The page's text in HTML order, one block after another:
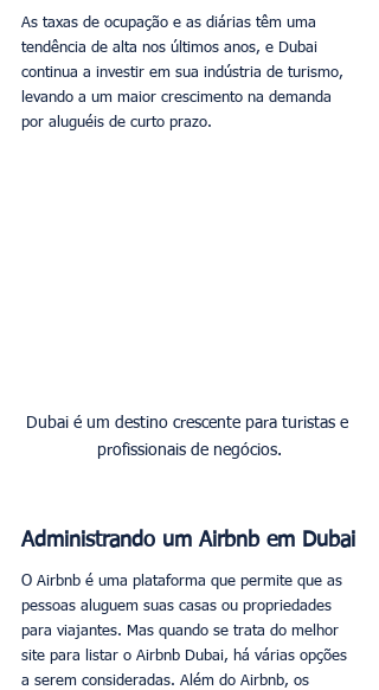
As taxas de ocupação e as diárias têm uma
tendência de alta nos últimos anos, e Dubai
continua a investir em sua indústria de turismo,
levando a um maior crescimento na demanda
por aluguéis de curto prazo.
Dubai é um destino crescente para turistas e
profissionais de negócios.
Administrando um Airbnb em Dubai
O Airbnb é uma plataforma que permite que as
pessoas aluguem suas casas ou propriedades
para viajantes. Mas quando se trata do melhor
site para listar o Airbnb Dubai, há várias opções
a serem consideradas. Além do Airbnb, os